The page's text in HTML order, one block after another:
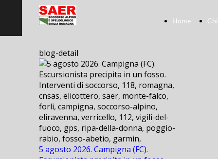
Home
blog-detail
Interventi di soccorso, 118, romagna,
cnsas, elicottero, saer, monte-falco,
forli, campigna, soccorso-alpino,
eliravenna, verricello, 112, vigili-del-
fuoco, gps, ripa-della-donna, poggio-
rabio, fosso-abetio, garmin,
5 agosto 2026. Campigna (FC).